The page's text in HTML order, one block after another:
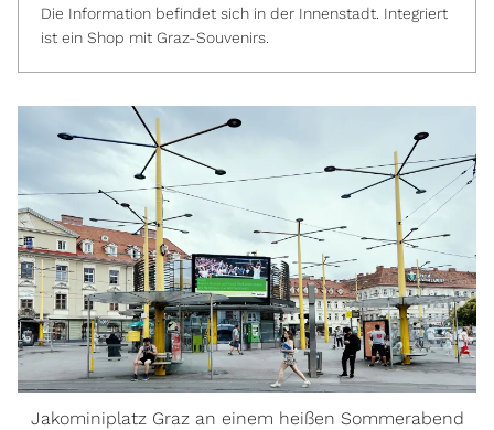
Die Information befindet sich in der Innenstadt. Integriert
ist ein Shop mit Graz-Souvenirs.
Jakominiplatz Graz an einem heißen Sommerabend